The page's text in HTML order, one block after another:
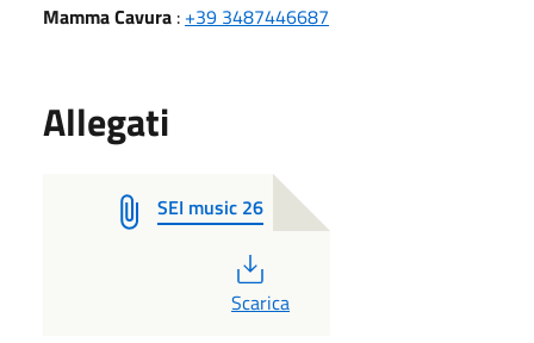
Mamma Cavura : +39 3487446687
Allegati
SEI music 26
PDF
Scarica